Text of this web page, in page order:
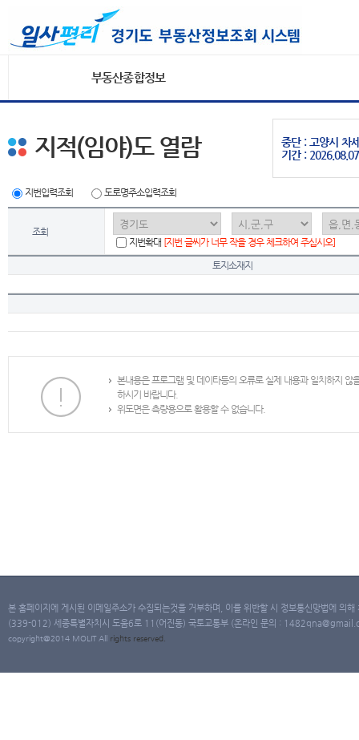
부동산종합정보
중단 : 고양시 차
기간 :
지적(임야)도 열람
지번입력조회 도로명주소입력조회
조회
지번확대 [지번 글씨가 너무 작을 경우 체크하여 주십시오]
토지소재지
본내용은 프로그램 및 데이타등의 오류로 실제 내용과 일치하지
하시기 바랍니다.
위도면은 측량용으로 활용할 수 없습니다.
본 홈페이지에 게시된 이메일주소가 수집되는것을 거부하며, 이를 위반할 시 정보통신망법에 의
(339-012) 세종특별자치시 도움6로 11(어진동) 국토교통부 (온라인 문의 :
copyright@2014 MOLIT All rights reserved.